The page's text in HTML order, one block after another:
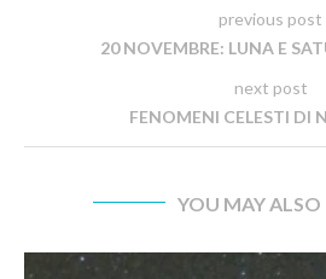
previous post
20 NOVEMBRE: LUNA E
next post
FENOMENI CELESTI DI
YOU MAY ALSO